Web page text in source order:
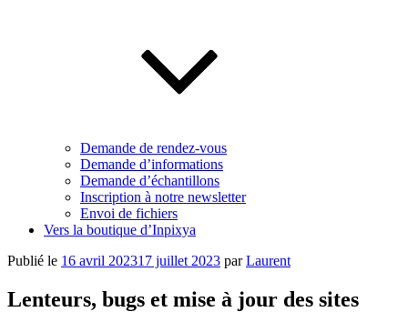
Demande de rendez-vous
Demande d’informations
Demande d’échantillons
Inscription à notre newsletter
Envoi de fichiers
Vers la boutique d’Inpixya
Publié le 16 avril 202317 juillet 2023 parLaurent
Lenteurs, bugs et mise à jour des sites